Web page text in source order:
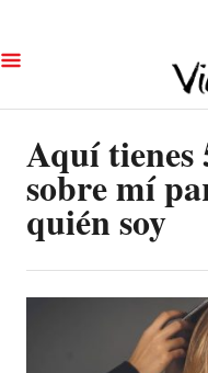
k
i
Aquí tienes
sobre mí
quién soy